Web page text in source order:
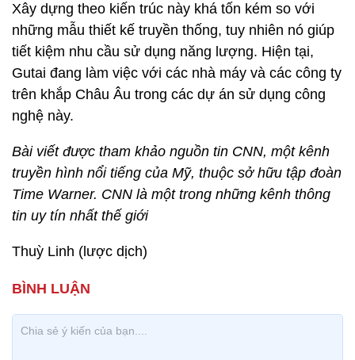
Xây dựng theo kiến trúc này khá tốn kém so với
những mẫu thiết kế truyền thống, tuy nhiên nó giúp
tiết kiệm nhu cầu sử dụng năng lượng. Hiện tại,
Gutai đang làm việc với các nhà máy và các công ty
trên khắp Châu Âu trong các dự án sử dụng công
nghệ này.
Bài viết được tham khảo nguồn tin CNN, một kênh
truyền hình nổi tiếng của Mỹ, thuộc sở hữu tập đoàn
Time Warner. CNN là một trong những kênh thông
tin uy tín nhất thế giới
Thuỳ Linh (lược dịch)